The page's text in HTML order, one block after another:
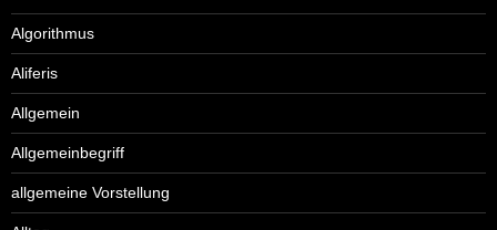
Algorithmus
Aliferis
Allgemein
Allgemeinbegriff
allgemeine Vorstellung